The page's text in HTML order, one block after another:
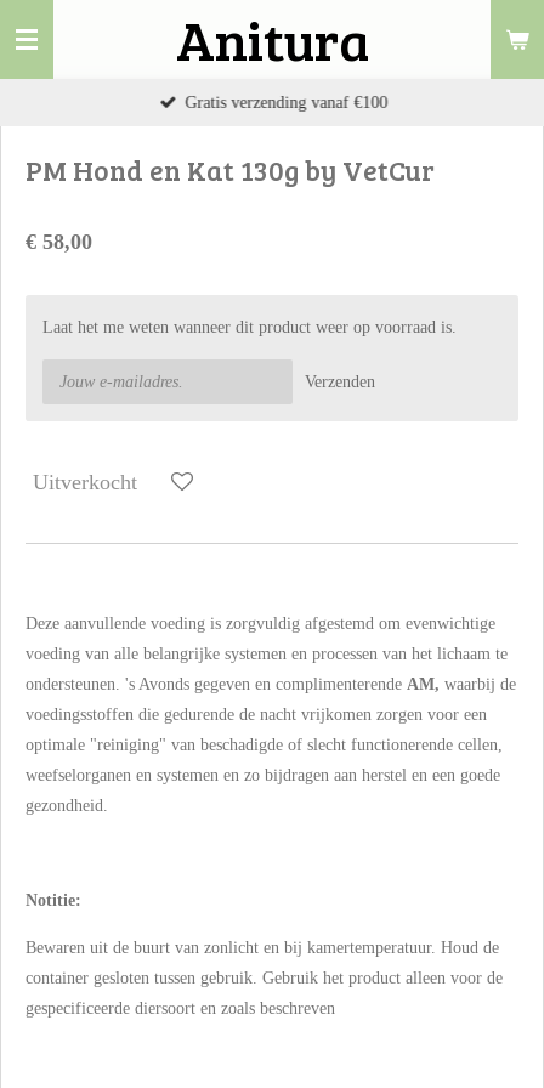
Ga
direct
Anitura
Gratis verzending vanaf €100
PM Hond en Kat 130g by VetCur
€ 58,00
Laat het me weten wanneer dit product weer op voorraad is.
Verzenden
Uitverkocht
Deze aanvullende voeding is zorgvuldig afgestemd om evenwichtige
voeding van alle belangrijke systemen en processen van het lichaam te
ondersteunen. 's Avonds gegeven en complimenterende AM, waarbij de
voedingsstoffen die gedurende de nacht vrijkomen zorgen voor een
optimale "reiniging" van beschadigde of slecht functionerende cellen,
weefselorganen en systemen en zo bijdragen aan herstel en een goede
gezondheid.
Notitie:
Bewaren uit de buurt van zonlicht en bij kamertemperatuur. Houd de
container gesloten tussen gebruik. Gebruik het product alleen voor de
gespecificeerde diersoort en zoals beschreven